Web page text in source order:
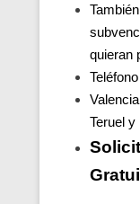
quieran
Teruel y